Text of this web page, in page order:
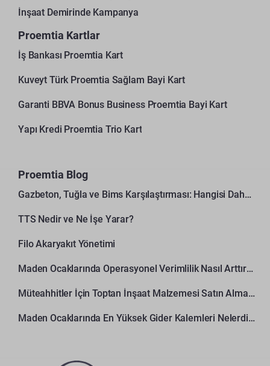
İnşaat Demirinde Kampanya
Proemtia Kartlar
İş Bankası Proemtia Kart
Kuveyt Türk Proemtia Sağlam Bayi Kart
Garanti BBVA Bonus Business Proemtia Bayi Kart
Yapı Kredi Proemtia Trio Kart
Proemtia Blog
Gazbeton, Tuğla ve Bims Karşılaştırması: Hangisi Daha Avantajlı?
TTS Nedir ve Ne İşe Yarar?
Filo Akaryakıt Yönetimi
Maden Ocaklarında Operasyonel Verimlilik Nasıl Arttırılır?
Müteahhitler İçin Toptan İnşaat Malzemesi Satın Alma Rehberi
Maden Ocaklarında En Yüksek Gider Kalemleri Nelerdir?